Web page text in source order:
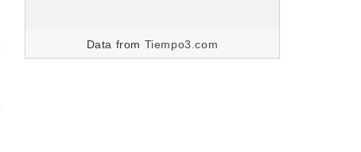
Data from Tiempo3.com